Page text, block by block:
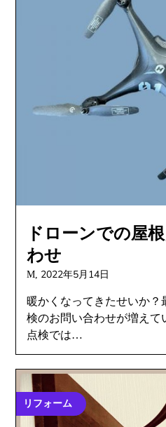
ドローンでの屋
わせ
M, 2022年5月14日
暖かくなってきたせいか？
検のお問い合わせが増えて
点検では…
リフォーム